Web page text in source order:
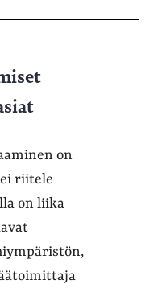
on
riitele
on liika